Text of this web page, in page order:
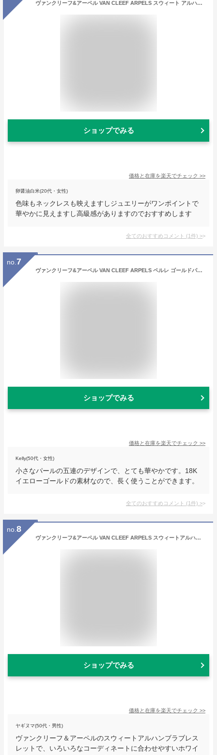
ヴァンクリーフ&アーペル VAN CLEEF ARPELS スウィート アルハンブラ ネックレス VCARN59M00 新品 ジュエリー ブランドジュエリー
ショップでみる
価格と在庫を楽天でチェック >>
卵醤油白米(20代・女性)
色味もネックレスも映えますしジュエリーがワンポイントで
華やかに見えますし高級感がありますのでおすすめします
全てのおすすめコメント (1件) >
no. 7
ヴァンクリーフ&アーペル VAN CLEEF ARPELS ペルレ ゴールドパール ブレスレット 5連モデル VCARP0X200 新品 ジュエリー ブランドジュエリー
ショップでみる
価格と在庫を楽天でチェック >>
Kelly(50代・女性)
小さなパールの五連のデザインで、とても華やかです。18K
イエローゴールドの素材なので、長く使うことができます。
全てのおすすめコメント (1件) >
no. 8
ヴァンクリーフ&アーペル VAN CLEEF ARPELS スウィートアルハンブラ ブレスレット VCARO85600 新品 ジュエリー ブランドジュエリー
ショップでみる
価格と在庫を楽天でチェック >>
ヤギヌマ(50代・男性)
ヴァンクリーフ＆アーペルのスウィートアルハンブラブレス
レットで、いろいろなコーディネートに合わせやすいホワイ